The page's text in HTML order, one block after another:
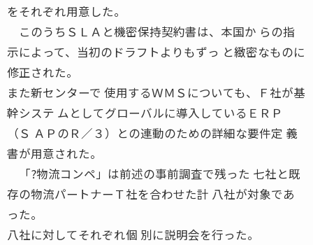
をそれぞれ用意した。
このうちＳＬＡと機密保持契約書は、本国か らの指
示によって、当初のドラフトよりもずっ と緻密なものに
修正された。
また新センターで 使用するＷＭＳについても、Ｆ社が基
幹システ ムとしてグローバルに導入しているＥＲＰ
（Ｓ ＡＰのＲ／３）との連動のための詳細な要件定 義
書が用意された。
「?物流コンペ」は前述の事前調査で残った 七社と既
存の物流パートナーＴ社を合わせた計 八社が対象であ
った。
八社に対してそれぞれ個 別に説明会を行った。